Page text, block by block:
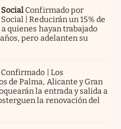
Confirmado por
| Reducirán un 15% de
quienes hayan trabajado
pero adelanten su
Confirmado | Los
de Palma, Alicante y Gran
la entrada y salida a
la renovación del